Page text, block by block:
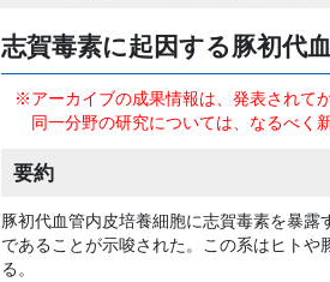
志賀毒素に起因する豚初代
※アーカイブの成果情報は、発表されて
同一分野の研究については、なるべく
要約
豚初代血管内皮培養細胞に志賀毒素を暴
であることが示唆された。この系はヒト
る。